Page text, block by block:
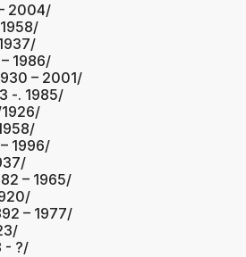
2004/
1986/
– 2001/
-. 1985/
1996/
– 1965/
– 1977/
- ?/